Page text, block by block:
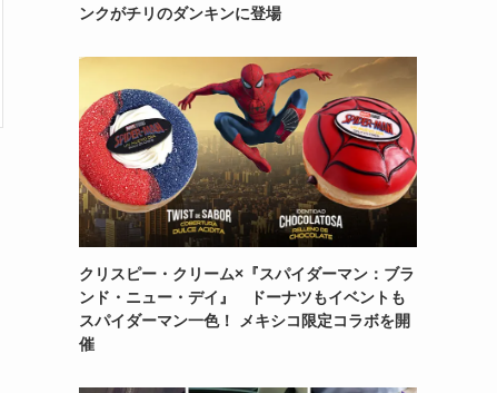
ンクがチリのダンキンに登場
クリスピー・クリーム×『スパイダーマン：ブラ
ンド・ニュー・デイ』 ドーナツもイベントも
スパイダーマン一色！ メキシコ限定コラボを開
催